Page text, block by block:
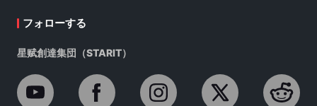
フォローする
星赋創達集団（STARIT）